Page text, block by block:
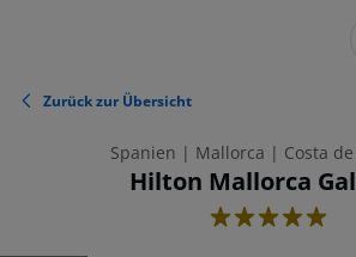
Zurück zur Übersicht
Spanien | Mallorca | Costa de
Hilton Mallorca
5